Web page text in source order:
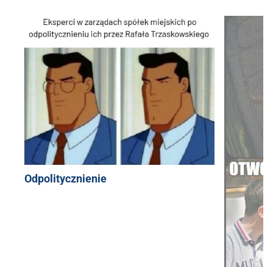
Odpolitycznienie